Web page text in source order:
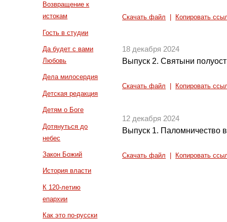
Возвращение к
истокам
Гость в студии
Да будет с вами
Любовь
Дела милосердия
Детская редакция
Детям о Боге
Дотянуться до
небес
Закон Божий
История власти
К 120-летию
епархии
Как это по-русски
Скачать файл Копировать
18 декабря 2024
Выпуск 2. Святыни
Скачать файл Копировать
12 декабря 2024
Выпуск 1. Паломничество
Скачать файл Копировать